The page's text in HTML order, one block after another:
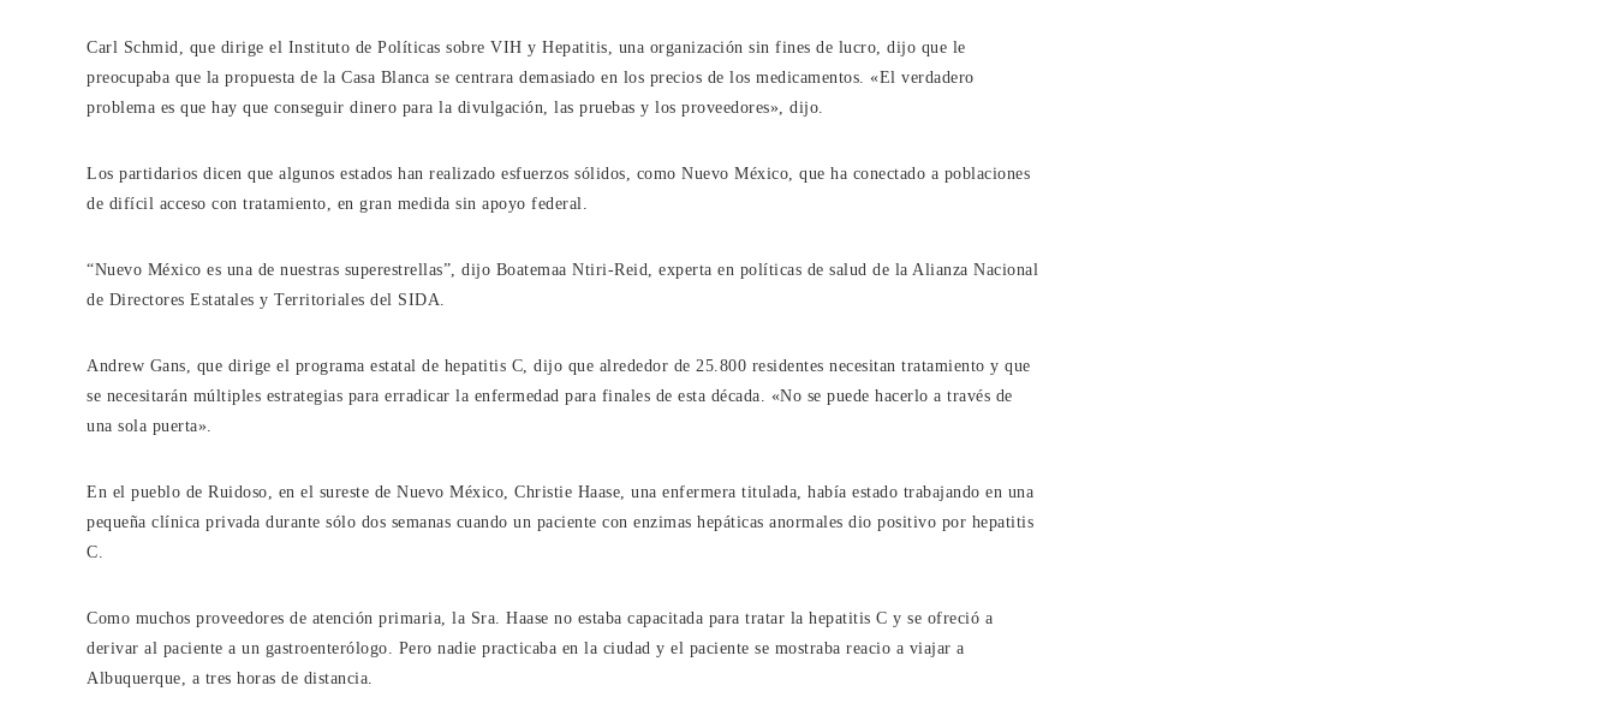
Carl Schmid, que dirige el Instituto de Políticas sobre VIH y Hepatitis, una organización sin fines de lucro, dijo que le
preocupaba que la propuesta de la Casa Blanca se centrara demasiado en los precios de los medicamentos. «El verdadero
problema es que hay que conseguir dinero para la divulgación, las pruebas y los proveedores», dijo.
Los partidarios dicen que algunos estados han realizado esfuerzos sólidos, como Nuevo México, que ha conectado a poblaciones
de difícil acceso con tratamiento, en gran medida sin apoyo federal.
“Nuevo México es una de nuestras superestrellas”, dijo Boatemaa Ntiri-Reid, experta en políticas de salud de la Alianza Nacional
de Directores Estatales y Territoriales del SIDA.
Andrew Gans, que dirige el programa estatal de hepatitis C, dijo que alrededor de 25.800 residentes necesitan tratamiento y que
se necesitarán múltiples estrategias para erradicar la enfermedad para finales de esta década. «No se puede hacerlo a través de
una sola puerta».
En el pueblo de Ruidoso, en el sureste de Nuevo México, Christie Haase, una enfermera titulada, había estado trabajando en una
pequeña clínica privada durante sólo dos semanas cuando un paciente con enzimas hepáticas anormales dio positivo por hepatitis
C.
Como muchos proveedores de atención primaria, la Sra. Haase no estaba capacitada para tratar la hepatitis C y se ofreció a
derivar al paciente a un gastroenterólogo. Pero nadie practicaba en la ciudad y el paciente se mostraba reacio a viajar a
Albuquerque, a tres horas de distancia.